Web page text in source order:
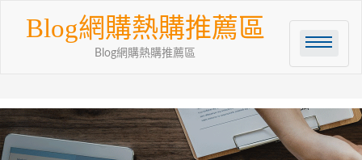
Blog網購熱購推薦區
Blog網購熱購推薦區